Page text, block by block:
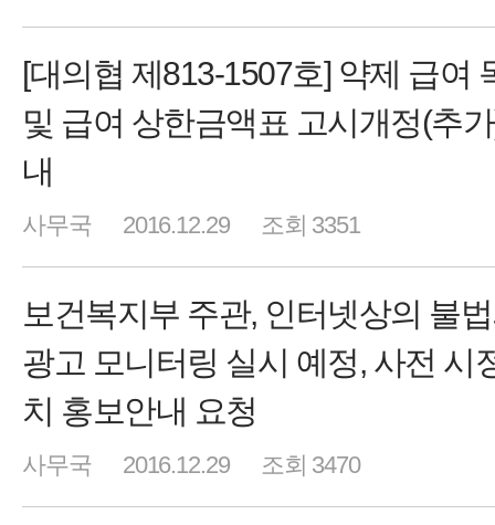
[대의협 제813-1507호] 약제 급여
및 급여 상한금액표 고시개정(추
내
사무국 2016.12.29 조회 3351
보건복지부 주관, 인터넷상의 불
광고 모니터링 실시 예정, 사전 시
치 홍보안내 요청
사무국 2016.12.29 조회 3470